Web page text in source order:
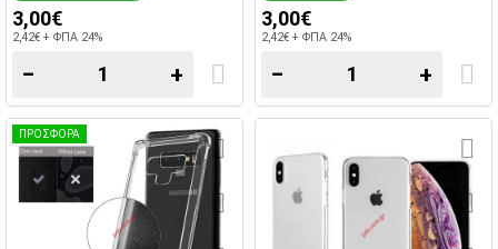
3,00€
2,42€ + ΦΠΑ 24%
− +
3,00€
2,42€ + ΦΠΑ 24%
− +
ΠΡΟΣΦΟΡΑ